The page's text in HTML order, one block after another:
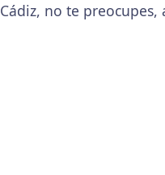
Cádiz, no te